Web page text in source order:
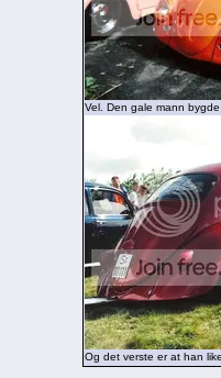
Vel. Den gale mann
Og det verste er at han